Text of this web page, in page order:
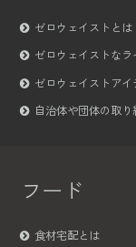
ゼロウェイストとは
ゼロウェイストな
ゼロウェイストアイ
自治体や団体の取り
フード
食材宅配とは